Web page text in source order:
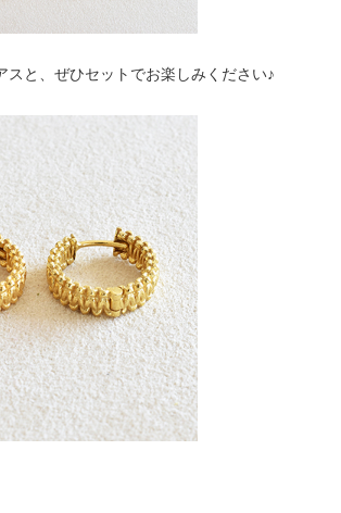
スと、ぜひセットでお楽しみください♪